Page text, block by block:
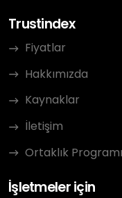
Trustindex
Fiyatlar
Hakkımızda
Kaynaklar
İletişim
Ortaklık Programı
İşletmeler için